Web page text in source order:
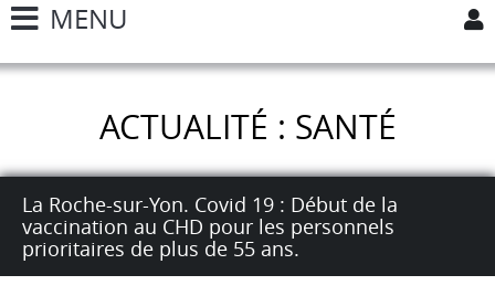
MENU
ACTUALITÉ : SANTÉ
La Roche-sur-Yon. Covid 19 : Début de la
vaccination au CHD pour les personnels
prioritaires de plus de 55 ans.